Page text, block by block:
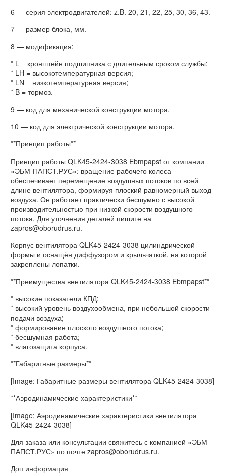
6 — серия электродвигателей: z.B. 20, 21, 22, 25, 30, 36, 43.
7 — размер блока, мм.
8 — модификация:
* L = кронштейн подшипника с длительным сроком службы;
* LH = высокотемпературная версия;
* LN = низкотемпературная версия;
* B = тормоз.
9 — код для механической конструкции мотора.
10 — код для электрической конструкции мотора.
**Принцип работы**
Принцип работы QLK45-2424-3038 Ebmpapst от компании
«ЭБМ-ПАПСТ.РУС»: вращение рабочего колеса
обеспечивает перемещение воздушных потоков по всей
длине вентилятора, формируя плоский равномерный выход
воздуха. Он работает практически бесшумно с высокой
производительностью при низкой скорости воздушного
потока. Для уточнения деталей пишите на
zapros@oborudrus.ru.
Корпус вентилятора QLK45-2424-3038 цилиндрической
формы и оснащён диффузором и крыльчаткой, на которой
закреплены лопатки.
**Преимущества вентилятора QLK45-2424-3038 Ebmpapst**
* высокие показатели КПД;
* высокий уровень воздухообмена, при небольшой скорости
подачи воздуха;
* формирование плоского воздушного потока;
* бесшумная работа;
* влагозащита корпуса.
**Габаритные размеры**
[Image: Габаритные размеры вентилятора QLK45-2424-3038]
**Аэродинамические характеристики**
[Image: Аэродинамические характеристики вентилятора
QLK45-2424-3038]
Для заказа или консультации свяжитесь с компанией «ЭБМ-
ПАПСТ.РУС» по почте zapros@oborudrus.ru.
Доп информация